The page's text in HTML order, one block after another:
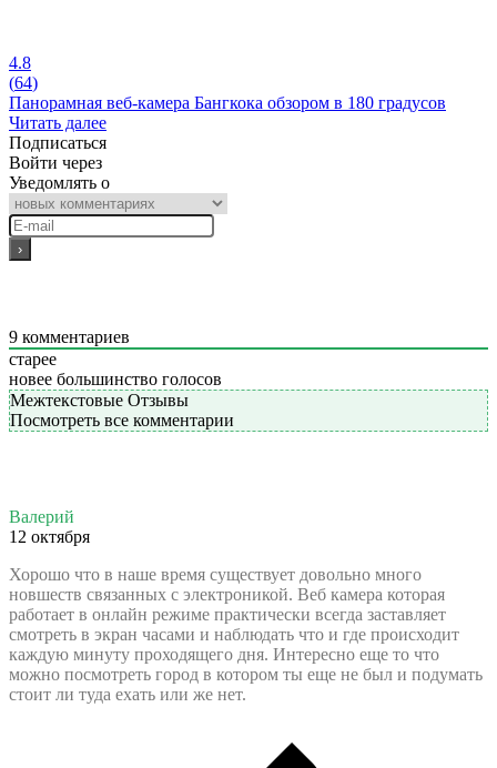
4.8
(64)
Панорамная веб-камера Бангкока обзором в 180 градусов
Читать далее
Подписаться
Войти через
Уведомлять о
9 комментариев
старее
новее большинство голосов
Межтекстовые Отзывы
Посмотреть все комментарии
Валерий
12 октября
Хорошо что в наше время существует довольно много
новшеств связанных с электроникой. Веб камера которая
работает в онлайн режиме практически всегда заставляет
смотреть в экран часами и наблюдать что и где происходит
каждую минуту проходящего дня. Интересно еще то что
можно посмотреть город в котором ты еще не был и подумать
стоит ли туда ехать или же нет.